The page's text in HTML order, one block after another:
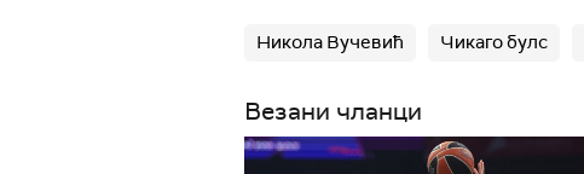
Никола Вучевић Чикаго булс
Везани чланци